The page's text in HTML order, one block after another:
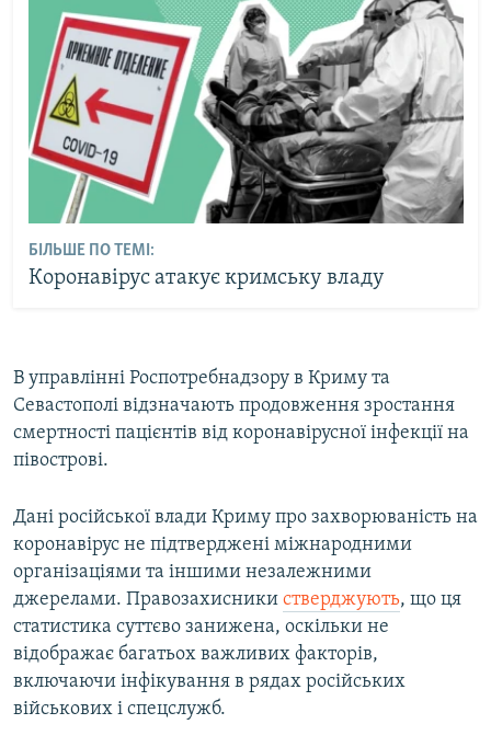
БІЛЬШЕ ПО ТЕМІ:
Коронавірус атакує кримську владу
В управлінні Роспотребнадзору в Криму та
Севастополі відзначають продовження зростання
смертності пацієнтів від коронавірусної інфекції на
півострові.
Дані російської влади Криму про захворюваність на
коронавірус не підтверджені міжнародними
організаціями та іншими незалежними
джерелами. Правозахисники стверджують, що ця
статистика суттєво занижена, оскільки не
відображає багатьох важливих факторів,
включаючи інфікування в рядах російських
військових і спецслужб.